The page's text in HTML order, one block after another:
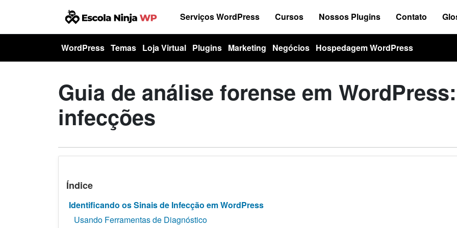
Serviços WordPress Cursos Nossos Plugins Contato
WordPress Temas Loja Virtual Plugins Marketing Negócios Hospedagem WordPress
Guia de análise forense em
infecções
Índice
Identificando os Sinais de Infecção em WordPress
Usando Ferramentas de Diagnóstico